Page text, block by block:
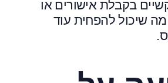
בקבלת אישורים או
מה שיכול להפחית עוד